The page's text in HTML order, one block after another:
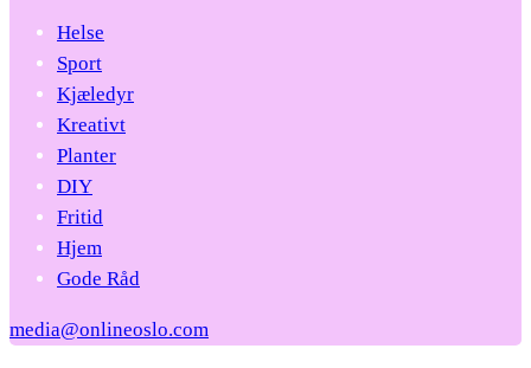
Helse
Sport
Kjæledyr
Kreativt
Planter
DIY
Fritid
Hjem
Gode Råd
media@onlineoslo.com